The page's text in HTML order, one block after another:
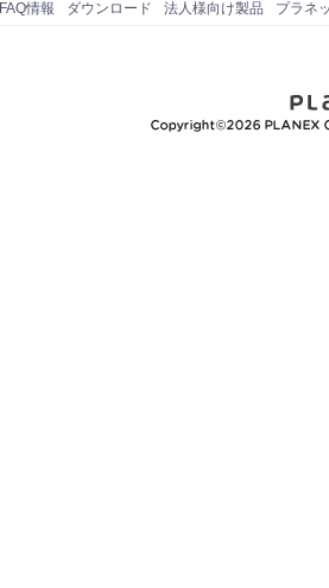
FAQ情報 ダウンロード 法人様向け製品 プラネ